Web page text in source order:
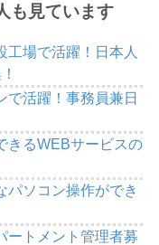
も見ています
工場で活躍！日本人
で活躍！事務員兼日
きるWEBサービスの
パソコン操作ができ
ートメント管理者募